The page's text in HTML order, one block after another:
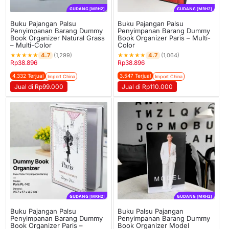
GUDANG [MRH2]
Buku Pajangan Palsu
Penyimpanan Barang Dummy
Book Organizer Natural Grass
– Multi-Color
★★★★★ 4.7 (1,299)
Rp38.896
4.332 Terjual Import China
Jual di Rp99.000
GUDANG [MRH2]
Buku Pajangan Palsu
Penyimpanan Barang Dummy
Book Organizer Paris – Multi-
Color
★★★★★ 4.7 (1,064)
Rp38.896
3.547 Terjual Import China
Jual di Rp110.000
GUDANG [MRH2]
Buku Pajangan Palsu
Penyimpanan Barang Dummy
Book Organizer Paris –
GUDANG [MRH2]
Buku Palsu Pajangan
Penyimpanan Barang Dummy
Book Organizer Model